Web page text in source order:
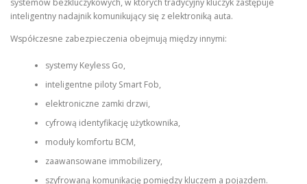
systemów bezkluczykowych, w których tradycyjny kluczyk zastępuje
inteligentny nadajnik komunikujący się z elektroniką auta.
Współczesne zabezpieczenia obejmują między innymi:
systemy Keyless Go,
inteligentne piloty Smart Fob,
elektroniczne zamki drzwi,
cyfrową identyfikację użytkownika,
moduły komfortu BCM,
zaawansowane immobilizery,
szyfrowaną komunikację pomiędzy kluczem a pojazdem.